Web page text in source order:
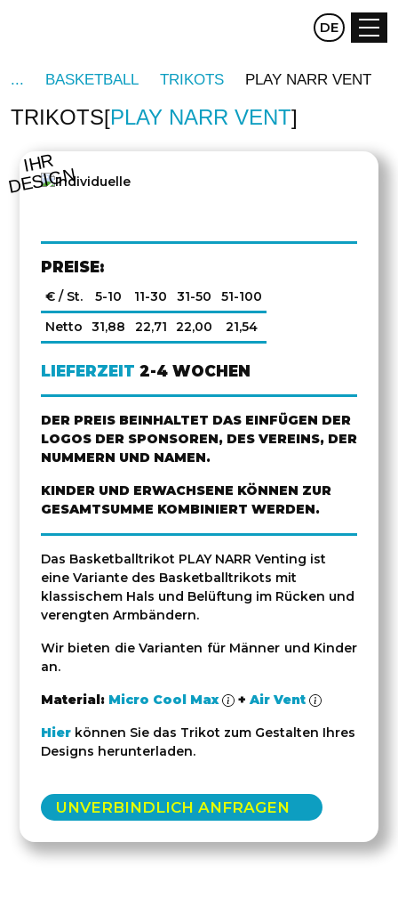
CZ EN
DE
BASKETBALL TRIKOTS PLAY NARR VENT
TRIKOTS PLAY NARR VENT
IHR
DESIGN
PREISE:
€ / St. 5-10 11-30 31-50
51-100
Netto
31,88 22,71 22,00 21,54
LIEFERZEIT 2-4 WOCHEN
DER PREIS BEINHALTET DAS EINFÜGEN DER
LOGOS DER SPONSOREN, DES VEREINS, DER
NUMMERN UND NAMEN.
KINDER UND ERWACHSENE KÖNNEN ZUR
GESAMTSUMME KOMBINIERT WERDEN.
Das Basketballtrikot PLAY NARR Venting ist
eine Variante des Basketballtrikots mit
klassischem Hals und Belüftung im Rücken und
verengten Armbändern.
Wir bieten die Varianten für Männer und Kinder
an.
Material: Micro Cool Max + Air Vent
Hier können Sie das Trikot zum Gestalten Ihres
Designs herunterladen.
UNVERBINDLICH ANFRAGEN